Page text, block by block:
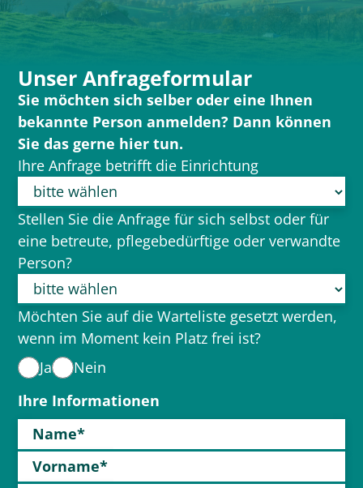
Unser Anfrageformular
Sie möchten sich selber oder eine Ihnen
bekannte Person anmelden? Dann können
Sie das gerne hier tun.
Ihre Anfrage betrifft die Einrichtung
Stellen Sie die Anfrage für sich selbst oder für
eine betreute, pflegebedürftige oder verwandte
Person?
Möchten Sie auf die Warteliste gesetzt werden,
wenn im Moment kein Platz frei ist?
Ja
Nein
Ihre Informationen
Name*
Vorname*